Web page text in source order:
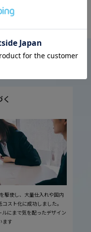
て
駆使し、大量仕入れや国内
スト化に成功しました。
にまで気を配ったデザイン
ます